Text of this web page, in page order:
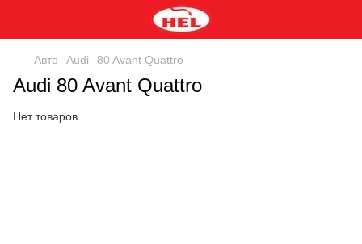
Авто Audi 80 Avant Quattro
Audi 80 Avant Quattro
Нет товаров